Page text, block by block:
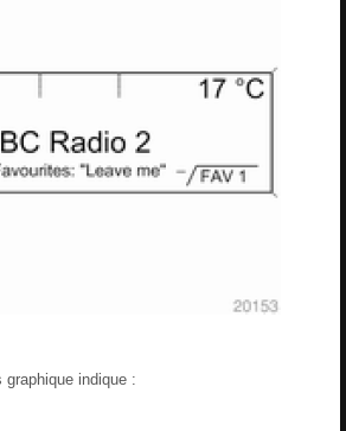
graphique indique :